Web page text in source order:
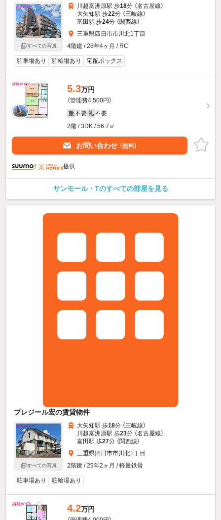
すべての写真
川越富洲原駅 歩18分 （名古屋線）
大矢知駅 歩22分 （三岐線）
富田駅 歩24分 （関西線）
三重県四日市市川北1丁目
4階建 / 28年4ヶ月 / RC
駐車場あり 駐輪場あり 宅配ボックス
5.3万円
（管理費4,500円）
敷 不要 礼 不要
2階 / 3DK / 56.7㎡
お問い合わせ （無料）
提供
サンモール・Tのすべての部屋を見る
プレジール宏の賃貸物件
すべての写真
大矢知駅 歩18分 （三岐線）
川越富洲原駅 歩23分 （名古屋線）
富田駅 歩27分 （関西線）
三重県四日市市川北1丁目
2階建 / 29年2ヶ月 / 軽量鉄骨
駐車場あり 駐輪場あり
4.2万円